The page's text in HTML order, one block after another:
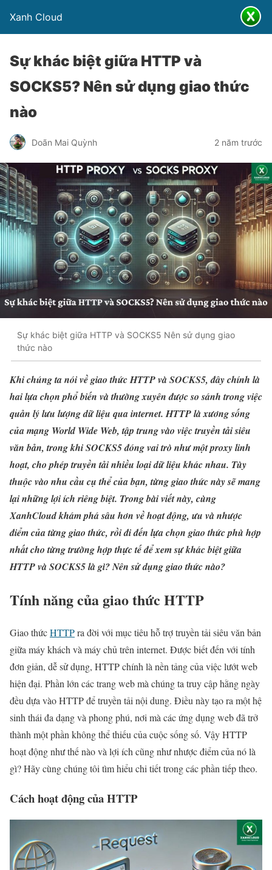
Xanh Cloud
Sự khác biệt giữa HTTP và
SOCKS5? Nên sử dụng giao thức
nào
Doãn Mai Quỳnh 2 năm trước
Sự khác biệt giữa HTTP và SOCKS5 Nên sử dụng giao
thức nào
Khi chúng ta nói về giao thức HTTP và SOCKS5, đây chính là
hai lựa chọn phổ biến và thường xuyên được so sánh trong việc
quản lý lưu lượng dữ liệu qua internet. HTTP là xương sống
của mạng World Wide Web, tập trung vào việc truyền tải siêu
văn bản, trong khi SOCKS5 đóng vai trò như một proxy linh
hoạt, cho phép truyền tải nhiều loại dữ liệu khác nhau. Tùy
thuộc vào nhu cầu cụ thể của bạn, từng giao thức này sẽ mang
lại những lợi ích riêng biệt. Trong bài viết này, cùng
XanhCloud khám phá sâu hơn về hoạt động, ưu và nhược
điểm của từng giao thức, rồi đi đến lựa chọn giao thức phù hợp
nhất cho từng trường hợp thực tế để xem sự khác biệt giữa
HTTP và SOCKS5 là gì? Nên sử dụng giao thức nào?
Tính năng của giao thức HTTP
Giao thứcHTTPra đời với mục tiêu hỗ trợ truyền tải siêu văn bản
giữa máy khách và máy chủ trên internet. Được biết đến với tính
đơn giản, dễ sử dụng, HTTP chính là nền tảng của việc lướt web
hiện đại. Phần lớn các trang web mà chúng ta truy cập hằng ngày
đều dựa vào HTTP để truyền tải nội dung. Điều này tạo ra một hệ
sinh thái đa dạng và phong phú, nơi mà các ứng dụng web đã trở
thành một phần không thể thiếu của cuộc sống số. Vậy HTTP
hoạt động như thế nào và lợi ích cũng như nhược điểm của nó là
gì? Hãy cùng chúng tôi tìm hiểu chi tiết trong các phần tiếp theo.
Cách hoạt động của HTTP